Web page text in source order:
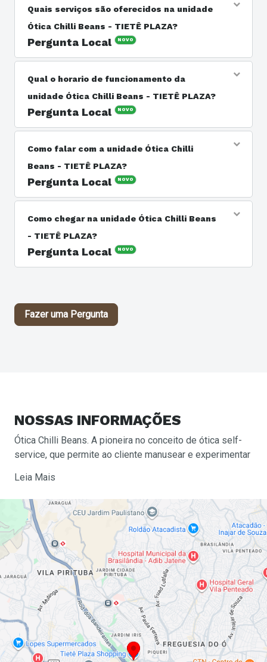
Quais serviços são oferecidos na unidade
Ótica Chilli Beans - TIETÊ PLAZA?
Pergunta Local NOVO
Resposta do Responsável: Os serviços oferecidos são
conceito de ótica self-service, que permite ao cliente
manusear e experimentar os produtos, melhorando sua
decisão de compra.
Qual o horario de funcionamento da
unidade Ótica Chilli Beans - TIETÊ PLAZA?
Pergunta Local NOVO
Resposta do Responsável: A unidade Ótica Chilli Beans -
Como falar com a unidade Ótica Chilli
Beans - TIETÊ PLAZA?
Pergunta Local NOVO
Resposta do Responsável: Você pode entrar em contato
telefone 11 94722-3073 ou pelo site
https://www.oticachillibeans.com.br/.
Como chegar na unidade Ótica Chilli Beans
- TIETÊ PLAZA?
Pergunta Local NOVO
Resposta do Responsável: A unidade Ótica Chilli Beans -
SP, BR
Fazer uma Pergunta
NOSSAS INFORMAÇÕES
Ótica Chilli Beans. A pioneira no conceito de ótica self-
service, que permite ao cliente manusear e experimentar
Leia Mais